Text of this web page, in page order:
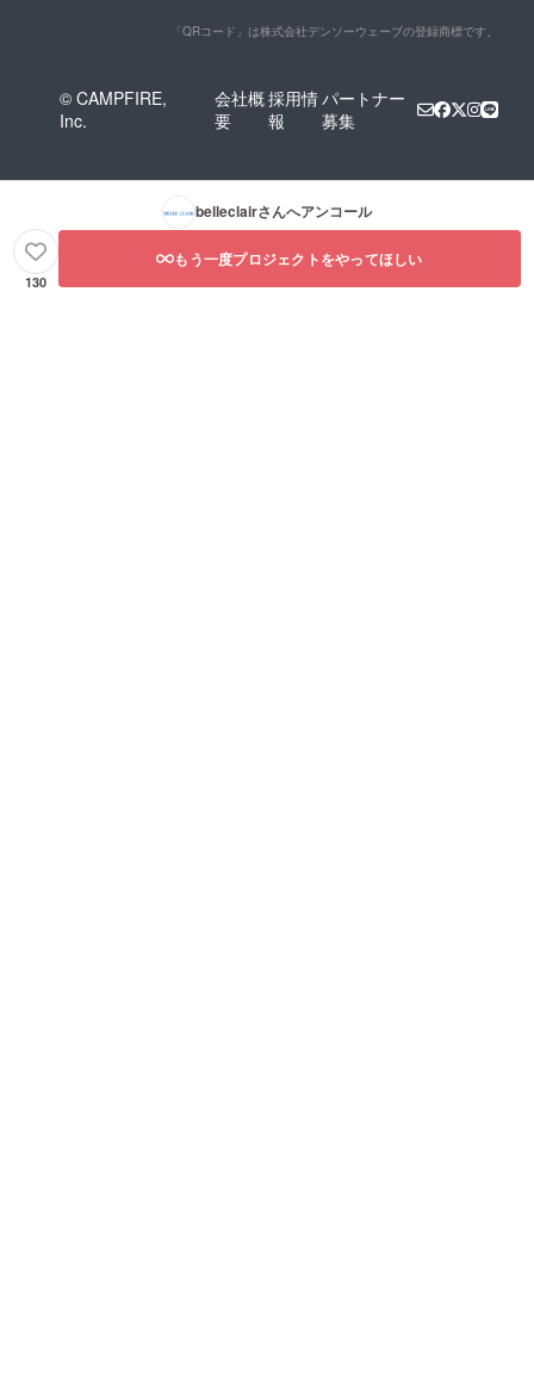
「QRコード」は株式会社デンソーウェーブの登録商標です。
© CAMPFIRE,
Inc.
会社概
要
採用情
報
パートナー
募集
belleclairさんへアンコール
130
もう一度プロジェクトをやってほしい